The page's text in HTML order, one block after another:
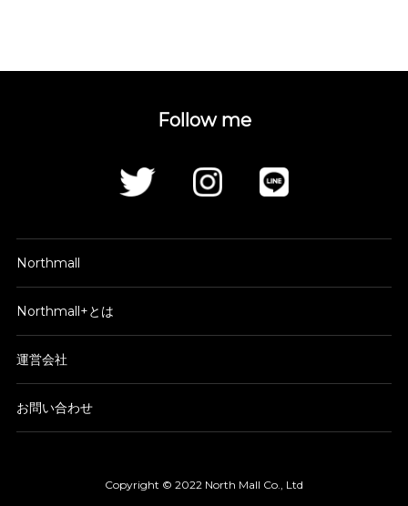
Follow me
Northmall
Northmall+とは
運営会社
お問い合わせ
Copyright © 2022 North Mall Co., Ltd